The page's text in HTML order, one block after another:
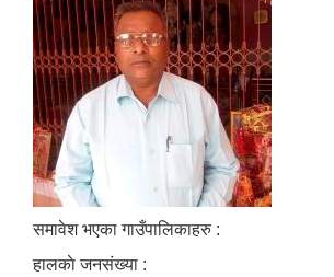
समावेश भएका गाउँपालिकाहरु :
हालकाे जनसंख्या :